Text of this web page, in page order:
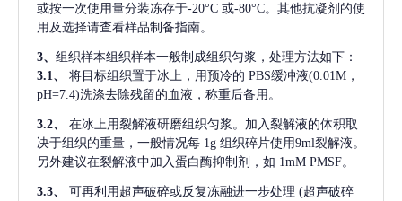
或按一次使用量分装冻存于-20°C 或-80°C。其他抗凝剂的使
用及选择请查看样品制备指南。
3、 组织样本组织样本一般制成组织匀浆，处理方法如下：
3.1、
将目标组织置于冰上，用预冷的 PBS缓冲液(0.01M，
pH=7.4)洗涤去除残留的血液，称重后备用。
3.2、
在冰上用裂解液研磨组织匀浆。加入裂解液的体积取
决于组织的重量，一般情况每 1g 组织碎片使用9ml裂解液。
另外建议在裂解液中加入蛋白酶抑制剂，如 1mM PMSF。
3.3、 可再利用超声破碎或反复冻融进一步处理 (超声破碎